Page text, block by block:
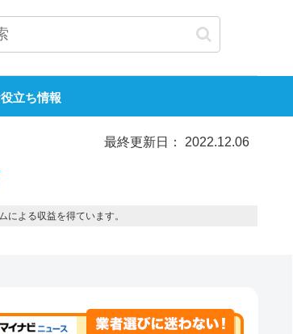
立ち情報
最終更新日： 2022.12.06
よる収益を得ています。